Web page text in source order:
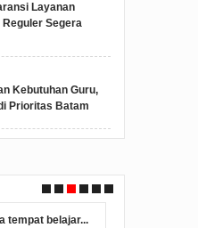
Layanan
Reguler Segera
Kebutuhan Guru,
Prioritas Batam
kunjungi bp batam...